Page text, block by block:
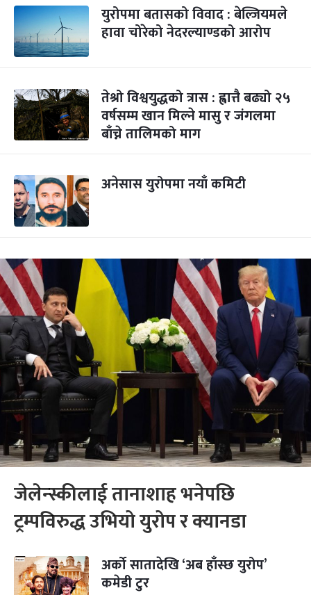
युरोपमा बतासको विवाद : बेल्जियमले
हावा चोरेको नेदरल्याण्डको आरोप
तेश्रो विश्वयुद्धको त्रास : ह्वात्तै बढ्यो २५
वर्षसम्म खान मिल्ने मासु र जंगलमा
बाँच्ने तालिमको माग
अनेसास युरोपमा नयाँ कमिटी
जेलेन्स्कीलाई तानाशाह भनेपछि
ट्रम्पविरुद्ध उभियो युरोप र क्यानडा
अर्को सातादेखि ‘अब हाँस्छ युरोप’
कमेडी टुर